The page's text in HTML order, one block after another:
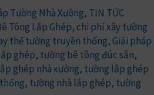
Tường Nhà Xưởng, TIN TỨC
Tông Lắp Ghép, chi phí xây tường
thế tường truyền thống, Giải pháp
ghép, tường bê tông đúc sẵn,
ghép nhà xưởng, tường lắp ghép
, tường nhà lắp ghép, tường